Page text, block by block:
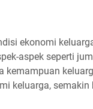
ekonomi
aspek seperti
kemampuan
keluarga,